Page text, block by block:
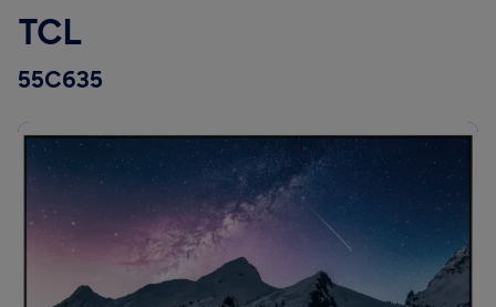
TCL
55C635